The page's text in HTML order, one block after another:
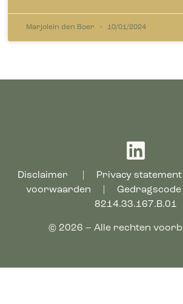
Marjolein den Boer 10/01/2024
© 2026 – Alle rechten
Disclaimer Privacy statement
voorwaarden
Gedragscode
8214.33.167.B.01